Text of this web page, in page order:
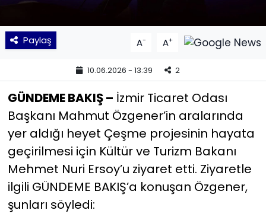
Paylaş A- A+
10.06.2026 - 13:39 2
GÜNDEME BAKIŞ – İzmir Ticaret Odası
Başkanı Mahmut Özgener’in aralarında
yer aldığı heyet Çeşme projesinin hayata
geçirilmesi için Kültür ve Turizm Bakanı
Mehmet Nuri Ersoy’u ziyaret etti. Ziyaretle
ilgili GÜNDEME BAKIŞ’a konuşan Özgener,
şunları söyledi:
YEREL POLİTİKA
YEREL YÖNETİMLER
Yurt